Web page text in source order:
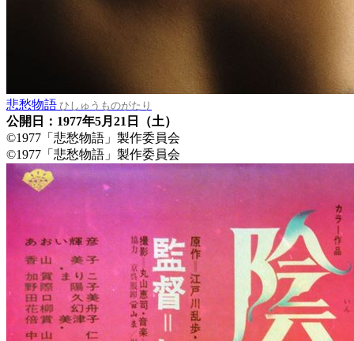
悲愁物語 ひしゅうものがたり
公開日：1977年5月21日（土）
©1977「悲愁物語」製作委員会
©1977「悲愁物語」製作委員会